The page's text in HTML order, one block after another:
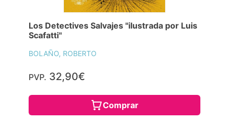
Los Detectives Salvajes "ilustrada por Luis
Scafatti"
BOLAÑO, ROBERTO
PVP. 32,90€
Comprar